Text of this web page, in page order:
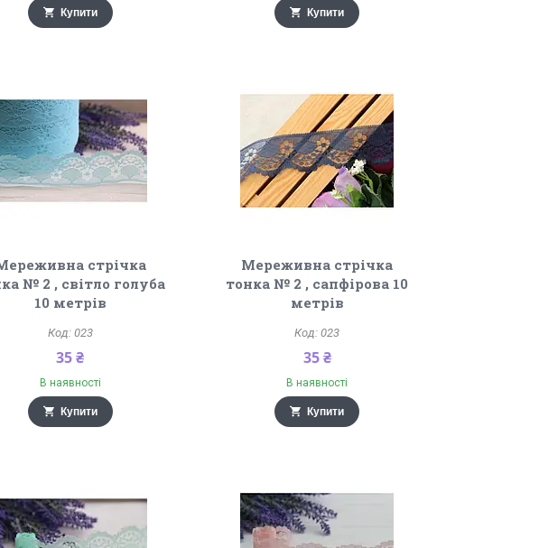
Купити Купити
стрічка
№ 2 , світло голуба
10 метрів
023
35 ₴
В наявності
Купити
Мереживна стрічка
тонка № 2 , сапфірова 10
метрів
023
35 ₴
В наявності
Купити